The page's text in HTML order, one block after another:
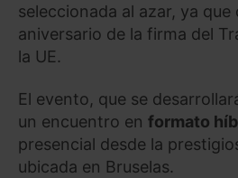
seleccionada al azar, ya
aniversario de la firma del
la UE.
El evento, que se
un encuentro en formato
presencial desde la
ubicada en Bruselas.